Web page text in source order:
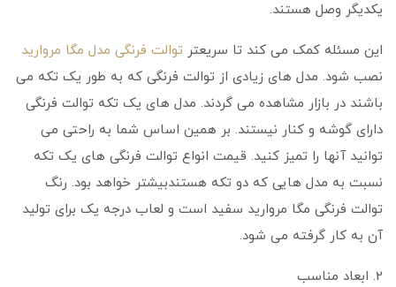
یکدیگر وصل هستند.
این مسئله کمک می‌ کند تا سریعتر توالت فرنگی مدل مگا مروارید
نصب شود. مدل های زیادی از توالت فرنگی که به طور یک تکه می
باشند در بازار مشاهده می گردند. مدل های یک تکه توالت فرنگی
دارای گوشه و کنار نیستند. بر همین اساس شما به راحتی می
توانید آنها را تمیز کنید. قیمت انواع توالت فرنگی های یک تکه
نسبت به مدل هایی که دو تکه هستندبیشتر خواهد بود. رنگ
توالت فرنگی مگا مروارید سفید است و لعاب درجه یک برای تولید
آن به کار گرفته می ‌شود.
2. ابعاد مناسب